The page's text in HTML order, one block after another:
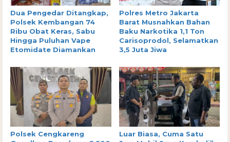
Dua Pengedar Ditangkap,
Polsek Kembangan 74
Ribu Obat Keras, Sabu
Hingga Puluhan Vape
Etomidate Diamankan
Polres Metro Jakarta
Barat Musnahkan Bahan
Baku Narkotika 1,1 Ton
Carisoprodol, Selamatkan
3,5 Juta Jiwa
Polsek Cengkareng
Luar Biasa, Cuma Satu